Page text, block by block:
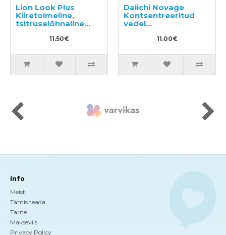
Lion Look Plus
Kiiretoimeline,
tsitruselõhnaline
vannitoapuhastusvahend,
täide 450ml
11.50€
Daiichi Novage
Kontsentreeritud
vedel
pesupesemisvahend
täide 270ml
11.00€
Info
Meist
Tähtis teada
Tarne
Makseviis
Privacy Policy